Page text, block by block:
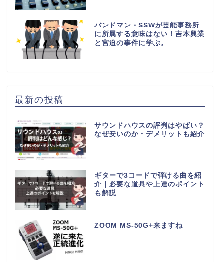
バンドマン・SSWが芸能事務所
に所属する意味はない！吉本興業
と宮迫の事件に学ぶ。
最新の投稿
サウンドハウスの評判はやばい？
なぜ安いのか・デメリットも紹介
ギターで3コードで弾ける曲を紹
介｜必要な道具や上達のポイント
も解説
ZOOM MS-50G+来ますね